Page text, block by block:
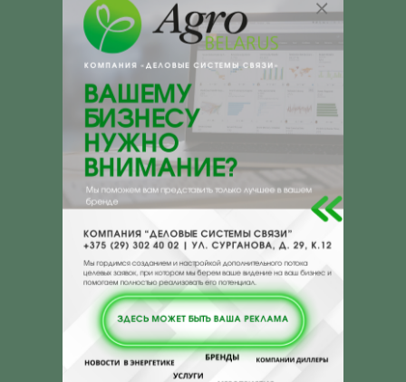
двигателей на дизеле, бензине и
природном газе
• Не требует использования
дополнительных присадках (SCA) в
составе растворов и фильтров
• Великолепная теплопроводность систем,
подвергающихся большому нагреву –
например, двигателей с системами
рециркуляции отработавших газов или SCR
• Надежная защита от коррозии и
кавитации
• Неабразивная формула продлевает срок
действия уплотнителей водяной помпы
•Исключает выпадение твердого осадка и
отложений, образование гелевых
включений.